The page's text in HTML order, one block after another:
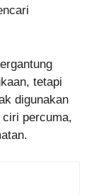
tetapi
digunakan
ciri percuma,